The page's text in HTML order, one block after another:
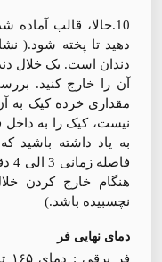
10.حالا، قالب
دهید تا پخته شود.(
دندان است. یک خلال
آن را خارج کنید.
مقداری خرده کیک به
نیست، کیک را به داخل
به یاد داشته باشید
هنگام خارج کردن
نچسبیده باشد.)
دمای نهایی فر